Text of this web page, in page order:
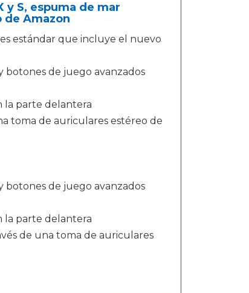
y S, espuma de mar
de Amazon
estándar que incluye el nuevo
botones de juego avanzados
la parte delantera
toma de auriculares estéreo de
botones de juego avanzados
la parte delantera
de una toma de auriculares